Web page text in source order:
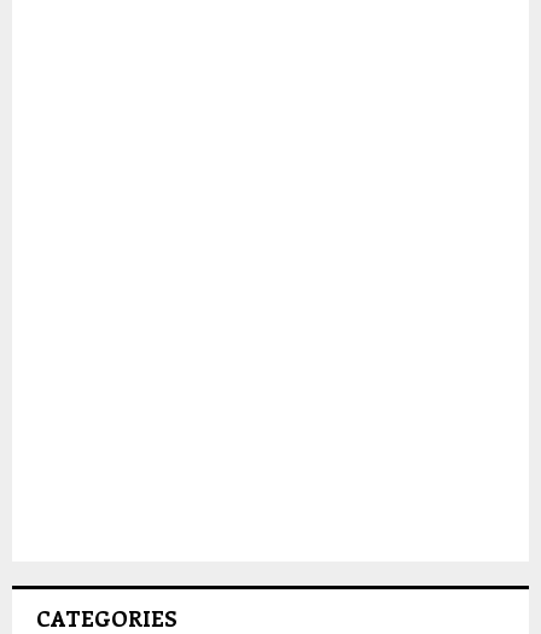
CATEGORIES